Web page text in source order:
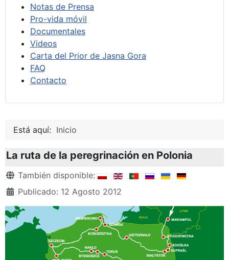
Notas de Prensa
Pro-vida móvil
Documentales
Videos
Carta del Prior de Jasna Gora
FAQ
Contacto
Está aquí: Inicio
La ruta de la peregrinación en Polonia
Detalles
También disponible:
Publicado: 12 Agosto 2012